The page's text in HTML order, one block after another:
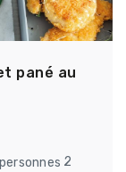
pané au
2